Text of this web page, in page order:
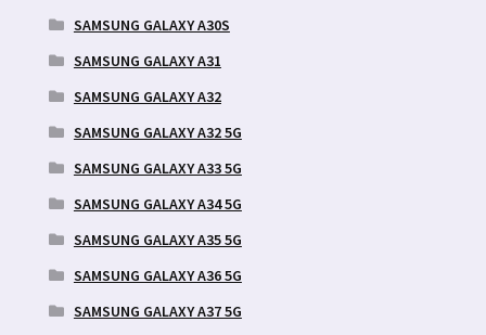
SAMSUNG GALAXY A30S
SAMSUNG GALAXY A31
SAMSUNG GALAXY A32
SAMSUNG GALAXY A32 5G
SAMSUNG GALAXY A33 5G
SAMSUNG GALAXY A34 5G
SAMSUNG GALAXY A35 5G
SAMSUNG GALAXY A36 5G
SAMSUNG GALAXY A37 5G